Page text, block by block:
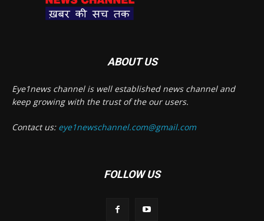
ABOUT US
Eye1news channel is well established news channel and
keep growing with the trust of the our users.
Contact us: eye1newschannel.com@gmail.com
FOLLOW US